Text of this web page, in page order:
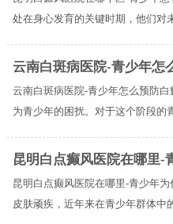
处在身心发育的关键时期，他们对
云南白斑病医院-青少年怎
云南白斑病医院-青少年怎么预防
为青少年的困扰。对于这个阶段的
昆明白点癫风医院在哪里-
昆明白点癫风医院在哪里-青少年
皮肤顽疾，近年来在青少年群体中的